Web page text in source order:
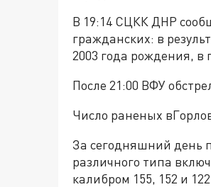
В 19:14 СЦКК ДНР
гражданских: в
2003 года рождения,
После 21:00 ВФУ
Число раненых
За сегодняшний день
различного типа
калибром 155, 152 и